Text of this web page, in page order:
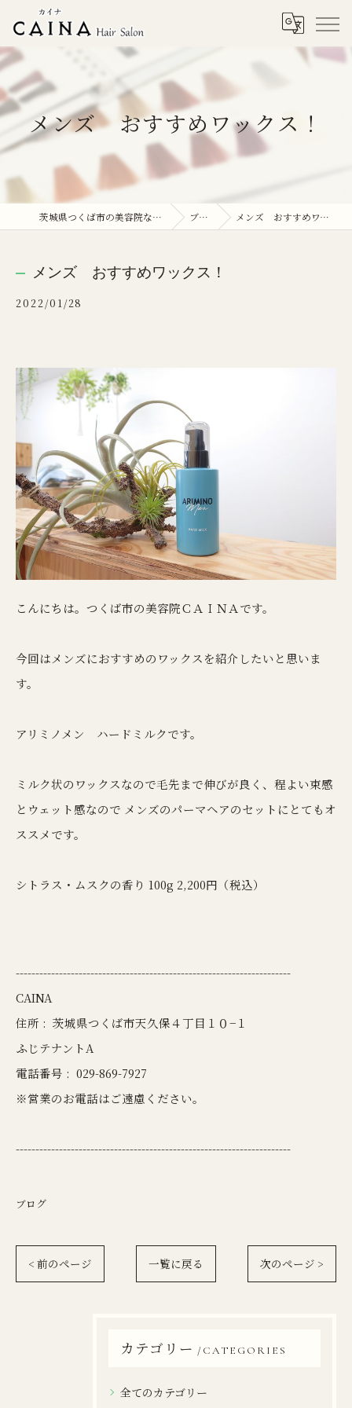
メンズ おすすめワックス！
茨城県つくば市の美容院ならCAINA ブログ メンズ おすすめワックス！
メンズ おすすめワックス！
2022/01/28
こんにちは。つくば市の美容院ＣＡＩＮＡです。
今回はメンズにおすすめのワックスを紹介したいと思いま
す。
アリミノメン ハードミルクです。
ミルク状のワックスなので毛先まで伸びが良く、程よい束感
とウェット感なので メンズのパーマヘアのセットにとてもオ
ススメです。
シトラス・ムスクの香り 100g 2,200円（税込）
----------------------------------------------------------------------
CAINA
住所 : 茨城県つくば市天久保４丁目１０−１
ふじテナントA
電話番号 : 029-869-7927
※営業のお電話はご遠慮ください。
----------------------------------------------------------------------
ブログ
< 前のページ 一覧に戻る 次のページ >
カテゴリー CATEGORIES
全てのカテゴリー